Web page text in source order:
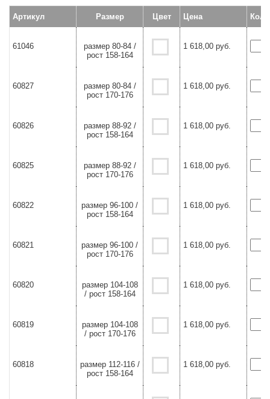
Артикул Размер Цвет Цена
61046
размер 80-84 /
рост 158-164
1 618,00 руб.
60827
размер 80-84 /
рост 170-176
1 618,00 руб.
60826
размер 88-92 /
рост 158-164
1 618,00 руб.
60825
размер 88-92 /
рост 170-176
1 618,00 руб.
60822
размер 96-100 /
рост 158-164
1 618,00 руб.
60821
размер 96-100 /
рост 170-176
1 618,00 руб.
60820
размер 104-108
/ рост 158-164
1 618,00 руб.
60819
размер 104-108
/ рост 170-176
1 618,00 руб.
60818
размер 112-116 /
рост 158-164
1 618,00 руб.